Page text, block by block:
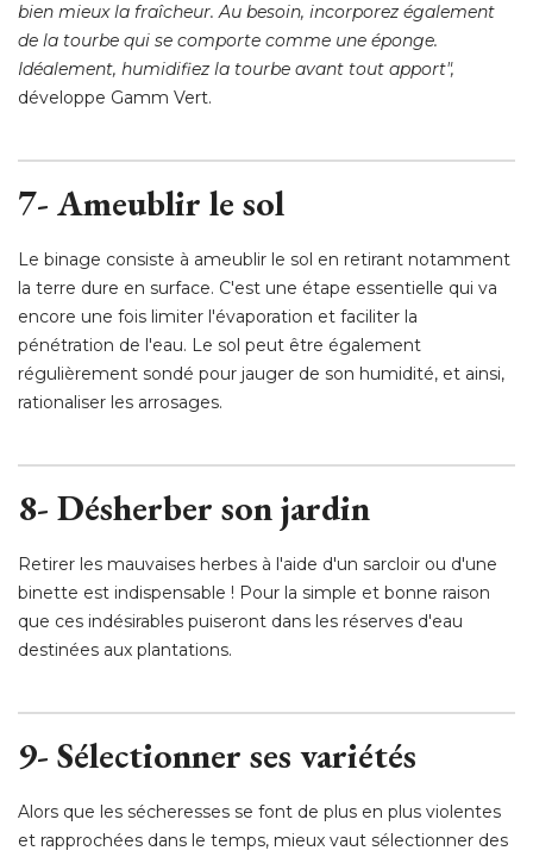
bien mieux la fraîcheur. Au besoin, incorporez également
de la tourbe qui se comporte comme une éponge.
Idéalement, humidifiez la tourbe avant tout apport",
développe Gamm Vert.
7- Ameublir le sol
Le binage consiste à ameublir le sol en retirant notamment
la terre dure en surface. C'est une étape essentielle qui va
encore une fois limiter l'évaporation et faciliter la
pénétration de l'eau. Le sol peut être également
régulièrement sondé pour jauger de son humidité, et ainsi,
rationaliser les arrosages.
8- Désherber son jardin
Retirer les mauvaises herbes à l'aide d'un sarcloir ou d'une
binette est indispensable ! Pour la simple et bonne raison
que ces indésirables puiseront dans les réserves d'eau
destinées aux plantations.
9- Sélectionner ses variétés
Alors que les sécheresses se font de plus en plus violentes
et rapprochées dans le temps, mieux vaut sélectionner des